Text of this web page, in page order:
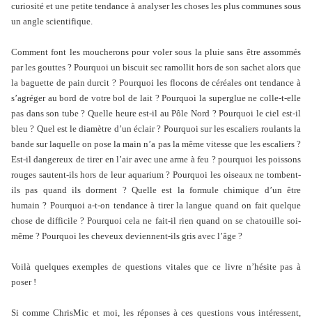
curiosité et une petite tendance à analyser les choses les plus communes sous
un angle scientifique.
Comment font les moucherons pour voler sous la pluie sans être assommés
par les gouttes ? Pourquoi un biscuit sec ramollit hors de son sachet alors que
la baguette de pain durcit ? Pourquoi les flocons de céréales ont tendance à
s’agréger au bord de votre bol de lait ? Pourquoi la superglue ne colle-t-elle
pas dans son tube ? Quelle heure est-il au Pôle Nord ? Pourquoi le ciel est-il
bleu ? Quel est le diamètre d’un éclair ? Pourquoi sur les escaliers roulants la
bande sur laquelle on pose la main n’a pas la même vitesse que les escaliers ?
Est-il dangereux de tirer en l’air avec une arme à feu ? pourquoi les poissons
rouges sautent-ils hors de leur aquarium ? Pourquoi les oiseaux ne tombent-
ils pas quand ils dorment ? Quelle est la formule chimique d’un être
humain ? Pourquoi a-t-on tendance à tirer la langue quand on fait quelque
chose de difficile ? Pourquoi cela ne fait-il rien quand on se chatouille soi-
même ? Pourquoi les cheveux deviennent-ils gris avec l’âge ?
Voilà quelques exemples de questions vitales que ce livre n’hésite pas à
poser !
Si comme ChrisMic et moi, les réponses à ces questions vous intéressent,